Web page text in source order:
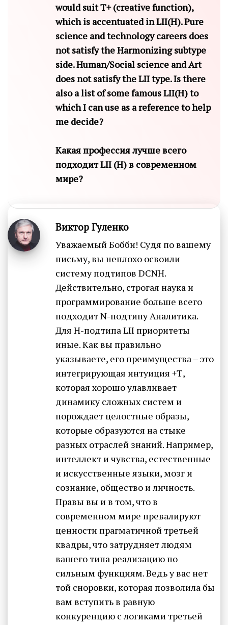
would suit T+ (creative function),
which is accentuated in LII(H). Pure
science and technology careers does
not satisfy the Harmonizing subtype
side. Human/Social science and Art
does not satisfy the LII type. Is there
also a list of some famous LII(H) to
which I can use as a reference to help
me decide?
Какая профессия лучше всего
подходит LII (H) в современном
мире?
Виктор Гуленко
Уважаемый Бобби! Судя по вашему
письму, вы неплохо освоили
систему подтипов DCNH.
Действительно, строгая наука и
программирование больше всего
подходит N-подтипу Аналитика.
Для H-подтипа LII приоритеты
иные. Как вы правильно
указываете, его преимущества – это
интегрирующая интуиция +Т,
которая хорошо улавливает
динамику сложных систем и
порождает целостные образы,
которые образуются на стыке
разных отраслей знаний. Например,
интеллект и чувства, естественные
и искусственные языки, мозг и
сознание, общество и личность.
Правы вы и в том, что в
современном мире превалируют
ценности прагматичной третьей
квадры, что затрудняет людям
вашего типа реализацию по
сильным функциям. Ведь у вас нет
той сноровки, которая позволила бы
вам вступить в равную
конкуренцию с логиками третьей